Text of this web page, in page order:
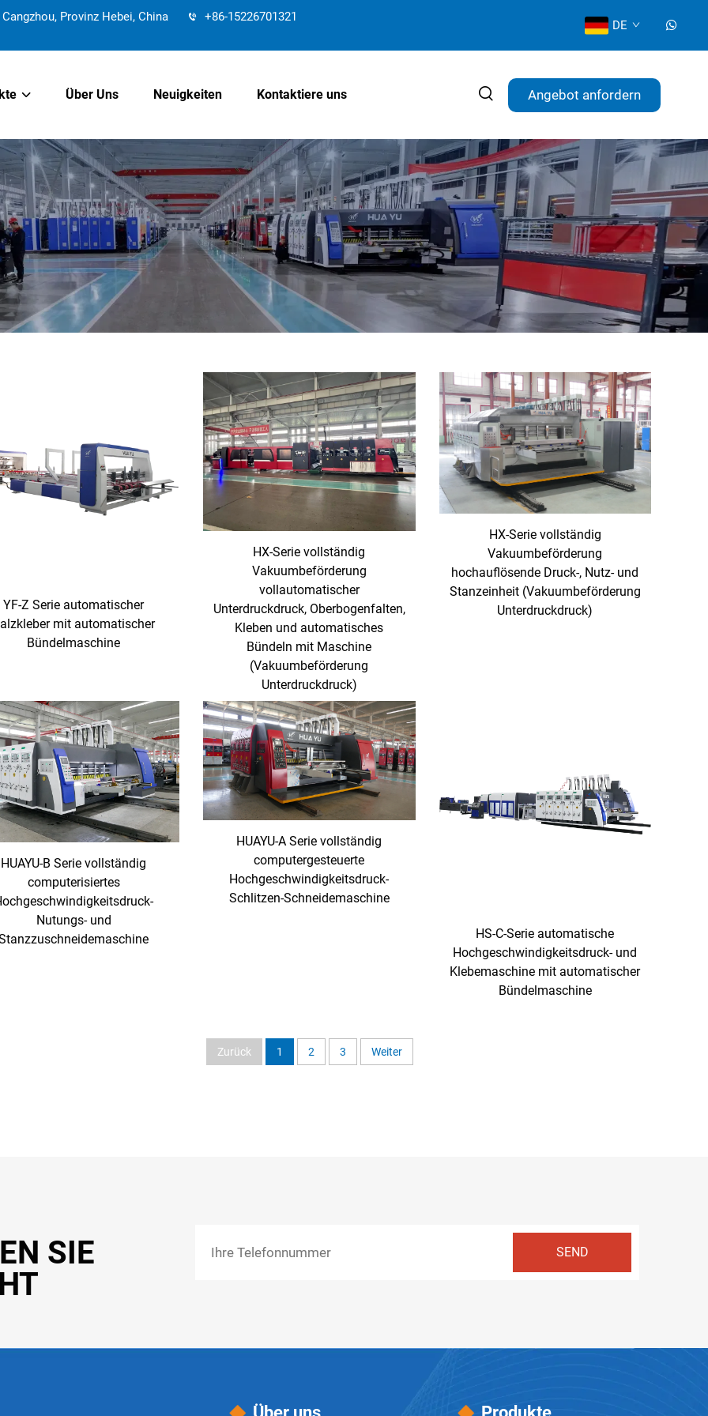
Provinz Hebei, China +86-15226701321
DE
Über Uns Neuigkeiten Kontaktiere uns Angebot anfordern
YF-Z Serie automatischer
mit automatischer
Bündelmaschine
HX-Serie vollständig
Vakuumbeförderung
vollautomatischer
Unterdruckdruck, Oberbogenfalten,
Kleben und automatisches
Bündeln mit Maschine
(Vakuumbeförderung
Unterdruckdruck)
HX-Serie vollständig
Vakuumbeförderung
hochauflösende Druck-, Nutz- und
Stanzeinheit (Vakuumbeförderung
Unterdruckdruck)
HUAYU-B Serie vollständig
computerisiertes
Nutungs- und
HUAYU-A Serie vollständig
computergesteuerte
Hochgeschwindigkeitsdruck-
Schlitzen-Schneidemaschine
HS-C-Serie automatische
Hochgeschwindigkeitsdruck- und
Klebemaschine mit automatischer
Bündelmaschine
Zurück 1 2 3 Weiter
SIE